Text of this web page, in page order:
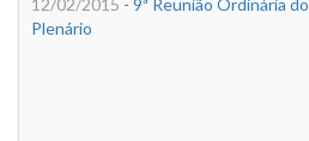
12/02/2015 - 9ª Reunião Ordinária do
Plenário